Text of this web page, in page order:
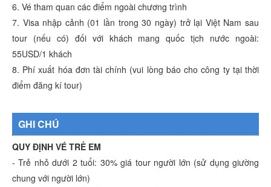
6. Vé tham quan các điểm ngoài chương trình
7. Visa nhập cảnh (01 lần trong 30 ngày) trở lại Việt Nam sau
tour (nếu có) đối với khách mang quốc tịch nước ngoài:
55USD/1 khách
8. Phí xuất hóa đơn tài chính (vui lòng báo cho công ty tại thời
điểm đăng kí tour)
GHI CHÚ
QUY ĐỊNH VÉ TRẺ EM
- Trẻ nhỏ dưới 2 tuổi: 30% giá tour người lớn (sử dụng giường
chung với người lớn)